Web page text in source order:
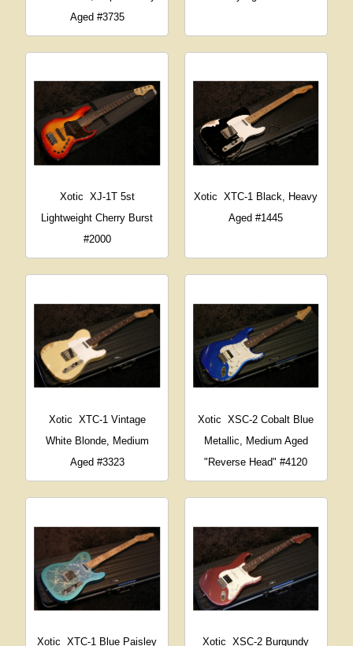
Aged #3735
Xotic XJ-1T 5st
Lightweight Cherry Burst
#2000
Xotic
XTC-1 Black, Heavy
Aged #1445
Xotic XTC-1 Vintage
White Blonde, Medium
Aged #3323
Xotic
XSC-2 Cobalt Blue
Metallic, Medium Aged
"Reverse Head" #4120
Xotic
XTC-1 Blue Paisley
Xotic
XSC-2 Burgundy